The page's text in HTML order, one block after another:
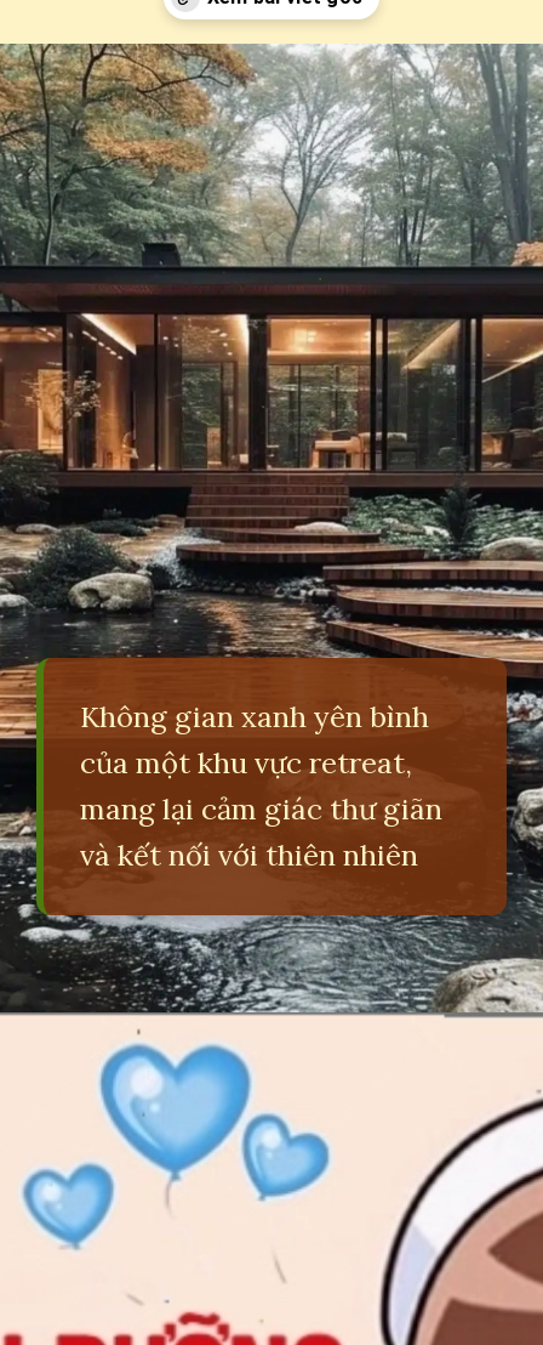
Đang mở https://erci.edu.vn/nghi-duong-tieng-anh-la-gi
Không gian xanh yên bình
của một khu vực retreat,
mang lại cảm giác thư giãn
và kết nối với thiên nhiên
Đang mở